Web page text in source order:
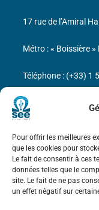
Pour offrir les meilleures
que les cookies pour
Le fait de consentir à ces
données telles que le
site. Le fait de ne pas
un effet négatif sur
Bicentenaire
Marie Ampère
Mentions
17 rue de l’Amiral
Métro : « Boissière
Téléphone : (+33) 1
N° de SIREN : 785
communautaire :